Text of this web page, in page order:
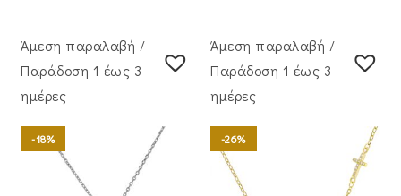
Άμεση παραλαβή /
Παράδoση 1 έως 3
ημέρες
-18%
Άμεση παραλαβή /
Παράδoση 1 έως 3
ημέρες
-26%